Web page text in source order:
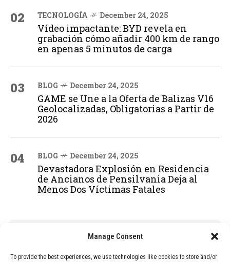
Manage Consent
To provide the best experiences, we use technologies like cookies to store and/or
02 TECNOLOGÍA December 24, 2025
Vídeo impactante: BYD revela en
grabación cómo añadir 400 km de rango
en apenas 5 minutos de carga
03 BLOG December 24, 2025
GAME se Une a la Oferta de Balizas V16
Geolocalizadas, Obligatorias a Partir de
2026
04 BLOG December 24, 2025
Devastadora Explosión en Residencia
de Ancianos de Pensilvania Deja al
Menos Dos Víctimas Fatales